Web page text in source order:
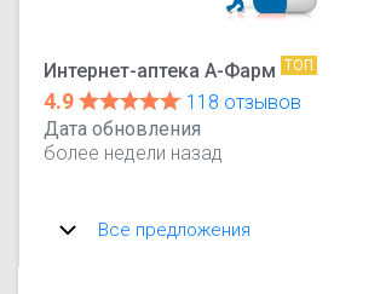
Интернет-аптека А-Фарм ТОП
4.9
118 отзывов
Дата обновления
более недели назад
Все предложения